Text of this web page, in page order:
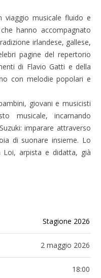
viaggio musicale fluido e
hanno accompagnato
irlandese, gallese,
pagine del repertorio
di Flavio Gatti e della
con melodie popolari e
giovani e musicisti
musicale, incarnando
imparare attraverso
di suonare insieme. Lo
Loi, arpista e didatta, già
Stagione 2026
2 maggio 2026
18:00